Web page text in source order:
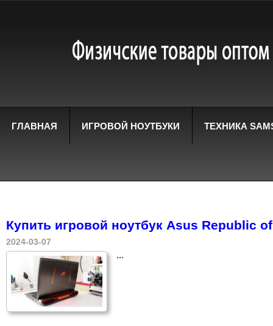
ГЛАВНАЯ ИГРОВОЙ НОУТБУКИ ТЕХНИКА
Купить игровой ноутбук Asus Republic
2024-03-07
...